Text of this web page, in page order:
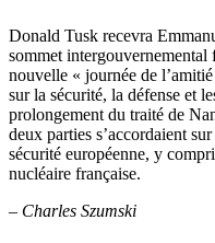
Donald Tusk recevra
sommet
nouvelle « journée de
sur la sécurité, la défense et
prolongement du traité de
deux parties s’accordaient
sécurité européenne, y
nucléaire française.
– Charles Szumski